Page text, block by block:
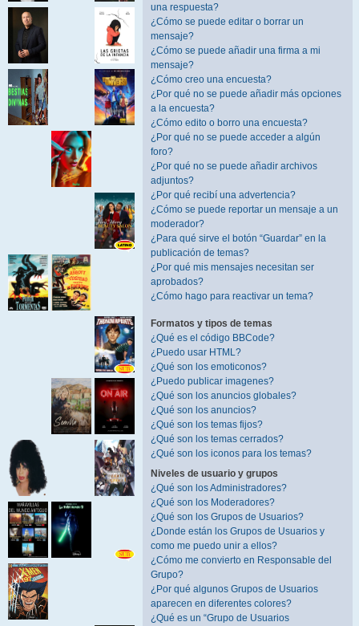
una respuesta?
¿Cómo se puede editar o borrar un
mensaje?
¿Cómo se puede añadir una firma a mi
mensaje?
¿Cómo creo una encuesta?
¿Por qué no se puede añadir más opciones
a la encuesta?
¿Cómo edito o borro una encuesta?
¿Por qué no se puede acceder a algún
foro?
¿Por qué no se puede añadir archivos
adjuntos?
¿Por qué recibí una advertencia?
¿Cómo se puede reportar un mensaje a un
moderador?
¿Para qué sirve el botón “Guardar” en la
publicación de temas?
¿Por qué mis mensajes necesitan ser
aprobados?
¿Cómo hago para reactivar un tema?
Formatos y tipos de temas
¿Qué es el código BBCode?
¿Puedo usar HTML?
¿Qué son los emoticonos?
¿Puedo publicar imagenes?
¿Qué son los anuncios globales?
¿Qué son los anuncios?
¿Qué son los temas fijos?
¿Qué son los temas cerrados?
¿Qué son los iconos para los temas?
Niveles de usuario y grupos
¿Qué son los Administradores?
¿Qué son los Moderadores?
¿Qué son los Grupos de Usuarios?
¿Donde están los Grupos de Usuarios y
como me puedo unir a ellos?
¿Cómo me convierto en Responsable del
Grupo?
¿Por qué algunos Grupos de Usuarios
aparecen en diferentes colores?
¿Qué es un “Grupo de Usuarios